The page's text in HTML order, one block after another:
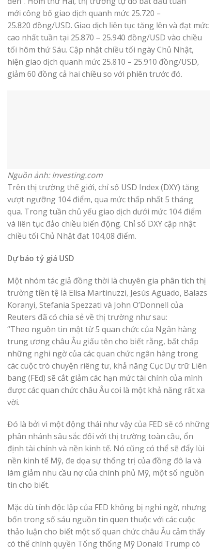
mới công bố giao dịch quanh mức 25.720 –
25.820 đồng/USD. Giao dịch liên tục tăng lên và đạt mức
cao nhất tuần tại 25.870 – 25.940 đồng/USD vào chiều
tối hôm thứ Sáu. Cập nhật chiều tối ngày Chủ Nhật,
hiện giao dịch quanh mức 25.810 – 25.910 đồng/USD,
giảm 60 đồng cả hai chiều so với phiên trước đó.
Nguồn ảnh: Investing.com
Trên thị trường thế giới, chỉ số USD Index (DXY) tăng
vượt ngưỡng 104 điểm, qua mức thấp nhất 5 tháng
qua. Trong tuần chủ yếu giao dịch dưới mức 104 điểm
và liên tục đảo chiều biến động. Chỉ số DXY cập nhật
chiều tối Chủ Nhật đạt 104,08 điểm.
Dự báo tỷ giá USD
Một nhóm tác giả đồng thời là chuyên gia phân tích thị
trường tiền tệ là Elisa Martinuzzi, Jesús Aguado, Balazs
Koranyi, Stefania Spezzati và John O’Donnell của
Reuters đã có chia sẻ về thị trường như sau:
“Theo nguồn tin mật từ 5 quan chức của Ngân hàng
trung ương châu Âu giấu tên cho biết rằng, bất chấp
những nghi ngờ của các quan chức ngân hàng trong
các cuộc trò chuyện riêng tư, khả năng Cục Dự trữ Liên
bang (FEd) sẽ cắt giảm các hạn mức tài chính của mình
được các quan chức châu Âu coi là một khả năng rất xa
vời.
Đó là bởi vì một động thái như vậy của FED sẽ có những
phân nhánh sâu sắc đối với thị trường toàn cầu, ổn
định tài chính và nền kinh tế. Nó cũng có thể sẽ đẩy lùi
nền kinh tế Mỹ, đe dọa sự thống trị của đồng đô la và
làm giảm nhu cầu nợ của chính phủ Mỹ, một số nguồn
tin cho biết.
Mặc dù tính độc lập của FED không bị nghi ngờ, nhưng
bốn trong số sáu nguồn tin quen thuộc với các cuộc
thảo luận cho biết một số quan chức châu Âu cảm thấy
có thể chính quyền Tổng thống Mỹ Donald Trump có